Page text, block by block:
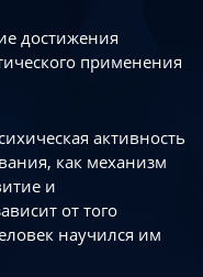
достижения
применения
активность
как механизм
и
от того
научился им